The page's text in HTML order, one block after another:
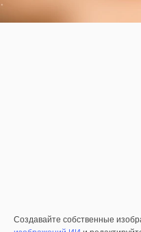
Создавайте собственные